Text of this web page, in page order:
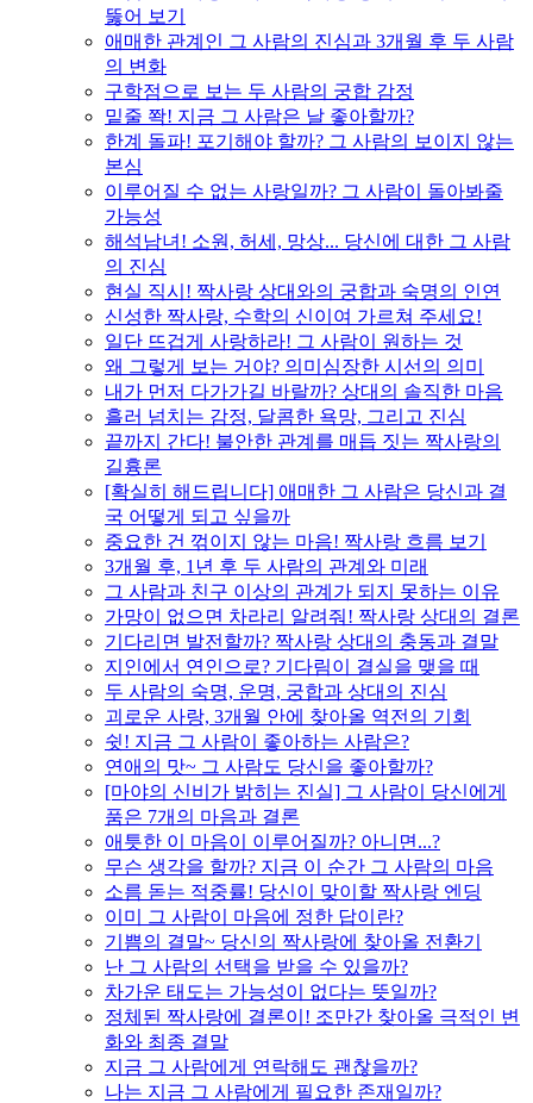
뚫어 보기
애매한 관계인 그 사람의 진심과 3개월 후 두 사람
의 변화
구학점으로 보는 두 사람의 궁합 감정
밑줄 쫙! 지금 그 사람은 날 좋아할까?
한계 돌파! 포기해야 할까? 그 사람의 보이지 않는
본심
이루어질 수 없는 사랑일까? 그 사람이 돌아봐줄
가능성
해석남녀! 소원, 허세, 망상... 당신에 대한 그 사람
의 진심
현실 직시! 짝사랑 상대와의 궁합과 숙명의 인연
신성한 짝사랑, 수학의 신이여 가르쳐 주세요!
일단 뜨겁게 사랑하라! 그 사람이 원하는 것
왜 그렇게 보는 거야? 의미심장한 시선의 의미
내가 먼저 다가가길 바랄까? 상대의 솔직한 마음
흘러 넘치는 감정, 달콤한 욕망, 그리고 진심
끝까지 간다! 불안한 관계를 매듭 짓는 짝사랑의
길흉론
[확실히 해드립니다] 애매한 그 사람은 당신과 결
국 어떻게 되고 싶을까
중요한 건 꺾이지 않는 마음! 짝사랑 흐름 보기
3개월 후, 1년 후 두 사람의 관계와 미래
그 사람과 친구 이상의 관계가 되지 못하는 이유
가망이 없으면 차라리 알려줘! 짝사랑 상대의 결론
기다리면 발전할까? 짝사랑 상대의 충동과 결말
지인에서 연인으로? 기다림이 결실을 맺을 때
두 사람의 숙명, 운명, 궁합과 상대의 진심
괴로운 사랑, 3개월 안에 찾아올 역전의 기회
쉿! 지금 그 사람이 좋아하는 사람은?
연애의 맛~ 그 사람도 당신을 좋아할까?
[마야의 신비가 밝히는 진실] 그 사람이 당신에게
품은 7개의 마음과 결론
애틋한 이 마음이 이루어질까? 아니면...?
무슨 생각을 할까? 지금 이 순간 그 사람의 마음
소름 돋는 적중률! 당신이 맞이할 짝사랑 엔딩
이미 그 사람이 마음에 정한 답이란?
기쁨의 결말~ 당신의 짝사랑에 찾아올 전환기
난 그 사람의 선택을 받을 수 있을까?
차가운 태도는 가능성이 없다는 뜻일까?
정체된 짝사랑에 결론이! 조만간 찾아올 극적인 변
화와 최종 결말
지금 그 사람에게 연락해도 괜찮을까?
나는 지금 그 사람에게 필요한 존재일까?